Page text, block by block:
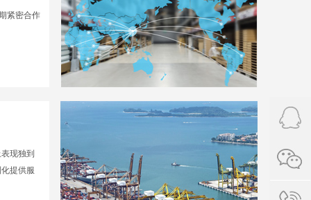
紧密合作
现独到
提供服